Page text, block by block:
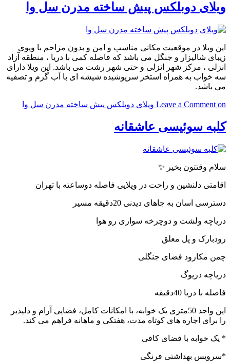
ویلای دوبلکس پیش ساخته مدرن سل وا
این ویلا در موقعیت مکانی مناسب و امن و بدون مزاحم با ویوی
زیبای شالیزار و جنگل می باشد که فاصله کمی با دریا ، منطقه آزاد
انزلی ، مرکز شهر انزلی و حتی شهر رشت می باشد. این ویلا دارای
سه خواب به همراه استخر سرپوشیده شیشه ای با آب گرم و تصفیه
می باشد.
Leave a Comment on ویلای دوبلکس پیش ساخته مدرن سل وا
کلبه سوئیسی عاشقانه
سلام وقتتون بخیر ✨
اقامتی دلنشین و راحت در ویلایی فاصله دوساعته با تهران
دسترسی اسان به جاهای دیدنی 20دقیقه مسیر
دریاچه ولشت و دوچرخه سواری رو هوا
رودبارک و پل معلق
چمن مکارود فضای جنگلی
دریاچه دریوگ
فاصله با دریا 40دقیقه
این واحد 50متری یک خوابه، با امکانات کامل، فضایی آرام و دلیذیر
را برای اجاره های کوتاه مدت، هفتکی و ماهانه فراهم می کند.
* یک خوابه با فضای کافی
*سرویس بهداشتی فرنگی